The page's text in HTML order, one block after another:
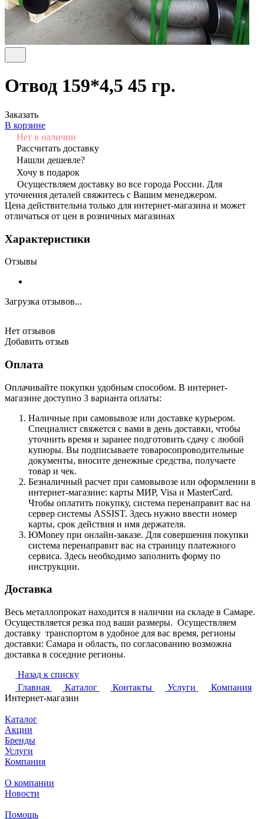
Отвод 159*4,5 45 гр.
Заказать
В корзине
Нет в наличии
Рассчитать доставку
Нашли дешевле?
Хочу в подарок
Осуществляем доставку во все города России. Для
уточнения деталей свяжитесь с Вашим менеджером.
Цена действительна только для интернет-магазина и может
отличаться от цен в розничных магазинах
Характеристики
Отзывы
Загрузка отзывов...
Нет отзывов
Добавить отзыв
Оплата
Оплачивайте покупки удобным способом. В интернет-
магазине доступно 3 варианта оплаты:
Наличные при самовывозе или доставке курьером.
Специалист свяжется с вами в день доставки, чтобы
уточнить время и заранее подготовить сдачу с любой
купюры. Вы подписываете товаросопроводительные
документы, вносите денежные средства, получаете
товар и чек.
Безналичный расчет при самовывозе или оформлении в
интернет-магазине: карты МИР, Visa и MasterCard.
Чтобы оплатить покупку, система перенаправит вас на
сервер системы ASSIST. Здесь нужно ввести номер
карты, срок действия и имя держателя.
ЮMoney при онлайн-заказе. Для совершения покупки
система перенаправит вас на страницу платежного
сервиса. Здесь необходимо заполнить форму по
инструкции.
Доставка
Весь металлопрокат находится в наличии на складе в Самаре.
Осуществляется резка под ваши размеры. Осуществляем
доставку транспортом в удобное для вас время, регионы
доставки: Самара и область, по согласованию возможна
доставка в соседние регионы.
Назад к списку
Главная
Каталог Контакты Услуги
Компания
Интернет-магазин
Каталог
Акции
Бренды
Услуги
Компания
О компании
Новости
Помощь